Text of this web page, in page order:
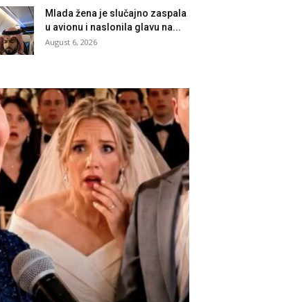
Mlada žena je slučajno zaspala
u avionu i naslonila glavu na...
August 6, 2026